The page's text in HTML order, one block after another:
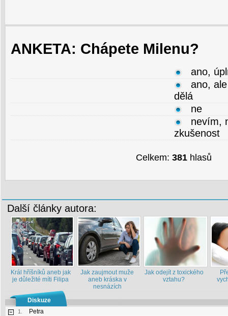
ANKETA: Chápete Milenu?
ano,
ano,
dělá
ne
nevím,
zkušenost
Celkem: 381 hlasů
Další články autora:
Král hříšníků aneb jak
je důležité míti Filipa
Jak zaujmout muže
aneb kráska v
nesnázích
Jak odejít z toxického
vztahu?
Diskuze
1. Petra